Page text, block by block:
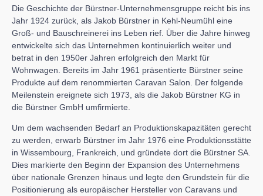
Die Geschichte der Bürstner-Unternehmensgruppe reicht bis ins
Jahr 1924 zurück, als Jakob Bürstner in Kehl-Neumühl eine
Groß- und Bauschreinerei ins Leben rief. Über die Jahre hinweg
entwickelte sich das Unternehmen kontinuierlich weiter und
betrat in den 1950er Jahren erfolgreich den Markt für
Wohnwagen. Bereits im Jahr 1961 präsentierte Bürstner seine
Produkte auf dem renommierten Caravan Salon. Der folgende
Meilenstein ereignete sich 1973, als die Jakob Bürstner KG in
die Bürstner GmbH umfirmierte.
Um dem wachsenden Bedarf an Produktionskapazitäten gerecht
zu werden, erwarb Bürstner im Jahr 1976 eine Produktionsstätte
in Wissembourg, Frankreich, und gründete dort die Bürstner SA.
Dies markierte den Beginn der Expansion des Unternehmens
über nationale Grenzen hinaus und legte den Grundstein für die
Positionierung als europäischer Hersteller von Caravans und